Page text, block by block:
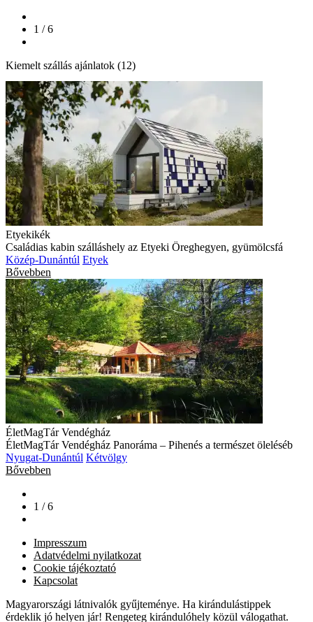
1 / 6
Kiemelt szállás ajánlatok (12)
Etyekikék
Családias kabin szálláshely az Etyeki Öreghegyen, gyümölcsfá
Közép-Dunántúl Etyek
Bővebben
ÉletMagTár Vendégház
ÉletMagTár Vendégház Panoráma – Pihenés a természet öleléséb
Nyugat-Dunántúl Kétvölgy
Bővebben
1 / 6
Impresszum
Adatvédelmi nyilatkozat
Cookie tájékoztató
Kapcsolat
Magyarországi látnivalók gyűjteménye. Ha kirándulástippek
érdeklik jó helyen jár! Rengeteg kirándulóhely közül válogathat.